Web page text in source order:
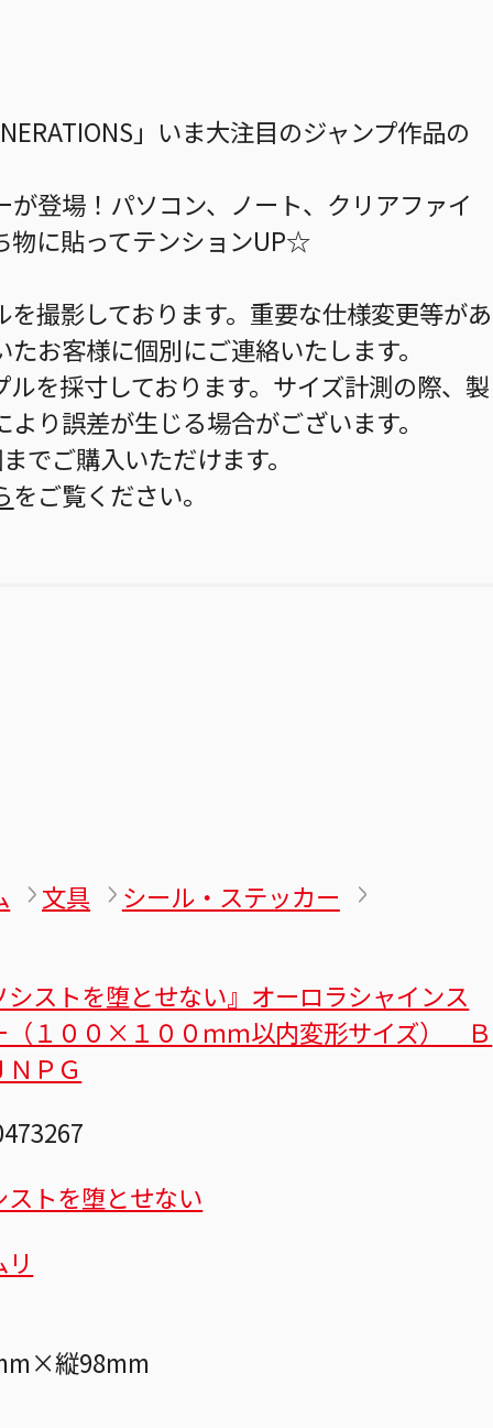
」いま大注目のジャンプ作品の
登場！パソコン、ノート、クリアファイ
物に貼ってテンションUP☆
撮影しております。重要な仕様変更等があ
お客様に個別にご連絡いたします。
を採寸しております。サイズ計測の際、製
り誤差が生じる場合がございます。
でご購入いただけます。
をご覧ください。
文具 シール・ステッカー
シストを堕とせない』オーロラシャインス
（１００×１００ｍｍ以内変形サイズ） Ｂ
ＰＧ
ストを堕とせない
縦98mm